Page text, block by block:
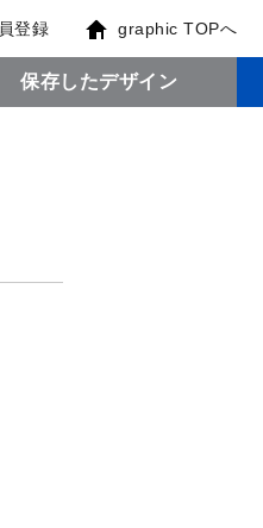
登録 graphic TOPへ
保存したデザイン